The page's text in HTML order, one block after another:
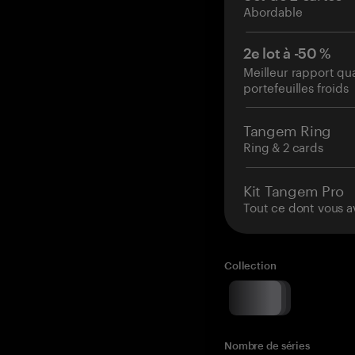
Abordable
2e lot à -50 %
Meilleur rapport
portefeuilles froids
Tangem Ring
Ring & 2 cards
Kit Tangem Pro
Tout ce dont vous
Collection
Nombre de séries